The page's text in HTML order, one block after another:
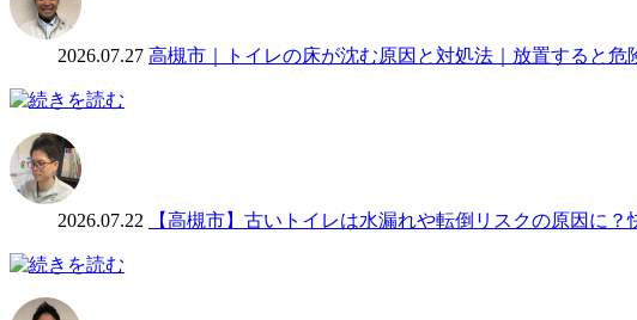
2026.07.27 高槻市｜トイレの床が沈む原因と対処法｜放置すると危
2026.07.22 【高槻市】古いトイレは水漏れや転倒リスクの原因に